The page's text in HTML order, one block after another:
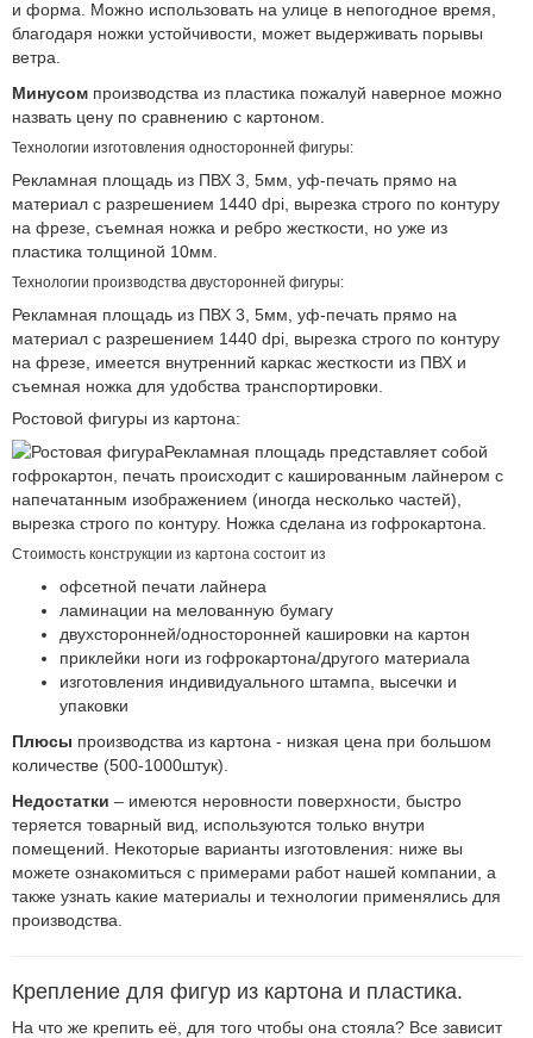
и форма. Можно использовать на улице в непогодное время,
благодаря ножки устойчивости, может выдерживать порывы
ветра.
Минусом производства из пластика пожалуй наверное можно
назвать цену по сравнению с картоном.
Технологии изготовления односторонней фигуры:
Рекламная площадь из ПВХ 3, 5мм, уф-печать прямо на
материал с разрешением 1440 dpi, вырезка строго по контуру
на фрезе, съемная ножка и ребро жесткости, но уже из
пластика толщиной 10мм.
Технологии производства двусторонней фигуры:
Рекламная площадь из ПВХ 3, 5мм, уф-печать прямо на
материал с разрешением 1440 dpi, вырезка строго по контуру
на фрезе, имеется внутренний каркас жесткости из ПВХ и
съемная ножка для удобства транспортировки.
Ростовой фигуры из картона:
Рекламная площадь представляет собой
гофрокартон, печать происходит с кашированным лайнером с
напечатанным изображением (иногда несколько частей),
вырезка строго по контуру. Ножка сделана из гофрокартона.
Стоимость конструкции из картона состоит из
офсетной печати лайнера
ламинации на мелованную бумагу
двухсторонней/односторонней кашировки на картон
приклейки ноги из гофрокартона/другого материала
изготовления индивидуального штампа, высечки и
упаковки
Плюсы производства из картона - низкая цена при большом
количестве (500-1000штук).
Недостатки – имеются неровности поверхности, быстро
теряется товарный вид, используются только внутри
помещений. Некоторые варианты изготовления: ниже вы
можете ознакомиться с примерами работ нашей компании, а
также узнать какие материалы и технологии применялись для
производства.
Крепление для фигур из картона и пластика.
На что же крепить её, для того чтобы она стояла? Все зависит